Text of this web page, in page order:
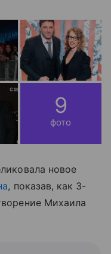
9
фото
новое
, показав, как 3-
Михаила